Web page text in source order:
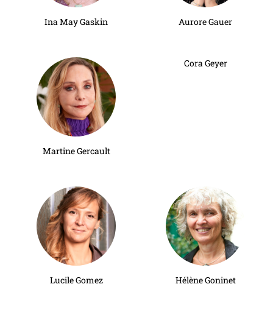
Ina May Gaskin Aurore Gauer
Martine Gercault
Cora Geyer
Lucile Gomez Hélène Goninet